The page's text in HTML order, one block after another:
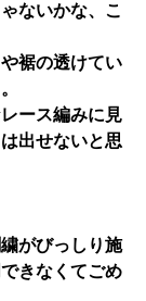
ないかな、こ
裾の透けてい
ース編みに見
出せないと思
がびっしり施
きなくてごめ